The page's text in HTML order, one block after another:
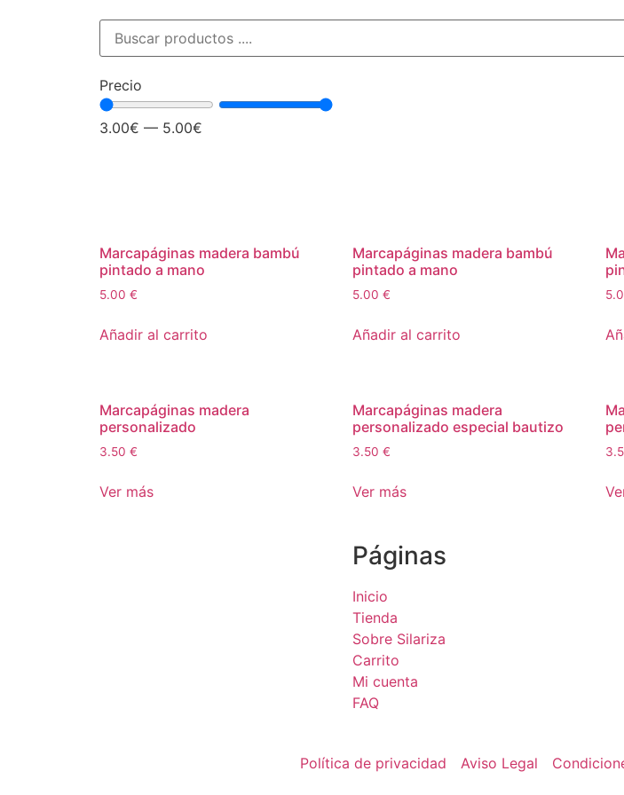
Precio
3.00€ — 5.00€
Marcapáginas madera bambú
pintado a mano
5.00 €
Añadir al carrito
Marcapáginas madera bambú
pintado a mano
5.00 €
Añadir al carrito
Marcapáginas madera
personalizado
3.50 €
Ver más
Marcapáginas madera
personalizado especial bautizo
3.50 €
Ver más
Páginas
Inicio
Tienda
Sobre Silariza
Carrito
Mi cuenta
FAQ
Política de privacidad Aviso Legal